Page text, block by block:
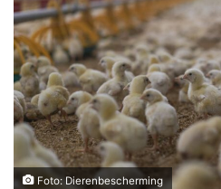
Foto: Dierenbescherming